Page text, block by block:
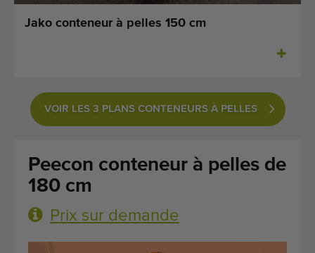
Machines
À propos de nous
FAQ
Contact
Jako conteneur à pelles 150 cm
VOIR LES 3 PLANS CONTENEURS À PELLES
Peecon conteneur à pelles de
180 cm
Prix sur demande